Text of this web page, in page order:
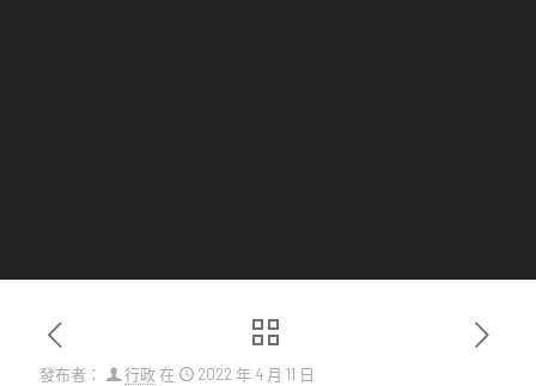
發布者： 行政在 2022 年 4 月 11 日